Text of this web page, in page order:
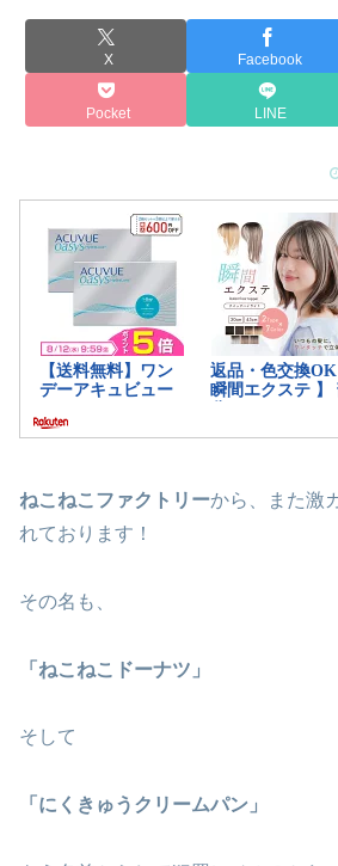
X Facebook
Pocket LINE
ねこねこファクトリーから、また激
れております！
その名も、
「ねこねこドーナツ」
そして
「にくきゅうクリームパン」